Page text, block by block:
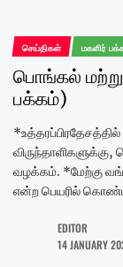
செய்திகள் மகளிர்
பொங்கல்
பக்கம்)
விருந்தாளிகளுக்கு,
வழக்கம். *மேற்கு
என்ற பெயரில்
EDITOR
14 JANUARY